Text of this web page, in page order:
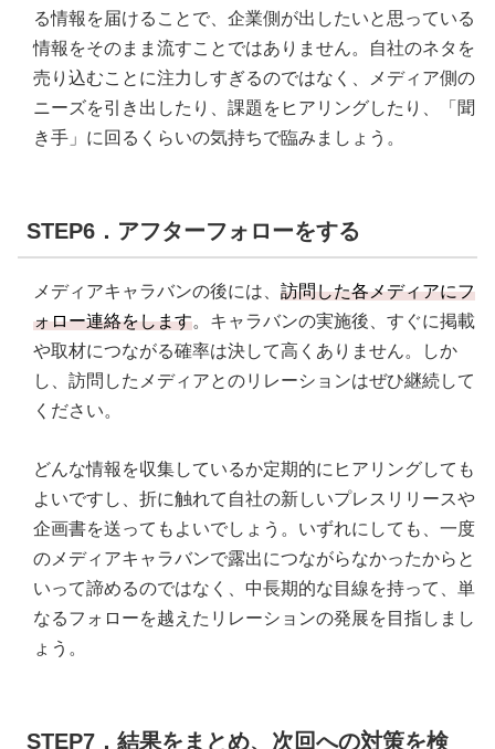
る情報を届けることで、企業側が出したいと思っている
情報をそのまま流すことではありません。自社のネタを
売り込むことに注力しすぎるのではなく、メディア側の
ニーズを引き出したり、課題をヒアリングしたり、「聞
き手」に回るくらいの気持ちで臨みましょう。
STEP6．アフターフォローをする
メディアキャラバンの後には、 訪問した各メディアにフ
ォロー連絡をします。キャラバンの実施後、すぐに掲載
や取材につながる確率は決して高くありません。しか
し、訪問したメディアとのリレーションはぜひ継続して
ください。
どんな情報を収集しているか定期的にヒアリングしても
よいですし、折に触れて自社の新しいプレスリリースや
企画書を送ってもよいでしょう。いずれにしても、一度
のメディアキャラバンで露出につながらなかったからと
いって諦めるのではなく、中長期的な目線を持って、単
なるフォローを越えたリレーションの発展を目指しまし
ょう。
STEP7．結果をまとめ、次回への対策を検